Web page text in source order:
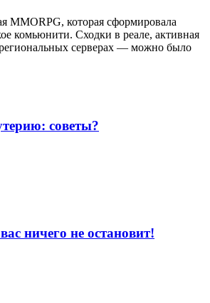
MMORPG, которая сформировала
комьюнити. Сходки в реале, активная
серверах — можно было
советы?
ничего не остановит!